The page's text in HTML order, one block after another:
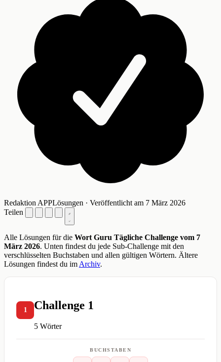
Redaktion APPLösungen · Veröffentlicht am 7 März 2026
Teilen
Alle Lösungen für die Wort Guru Tägliche Challenge vom 7
März 2026. Unten findest du jede Sub-Challenge mit den
verschlüsselten Buchstaben und allen gültigen Wörtern. Ältere
Lösungen findest du imArchiv.
1 Challenge 1
5 Wörter
BUCHSTABEN